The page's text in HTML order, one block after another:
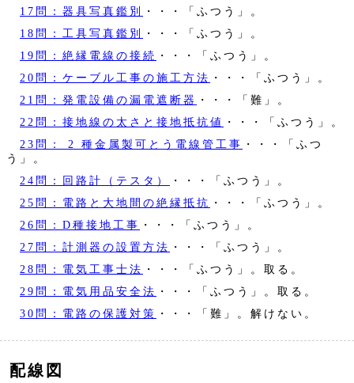
17問：器具写真鑑別
・・・「ふつう」。
18問：工具写真鑑別
・・・「ふつう」。
19問：絶縁電線の接続 ・・・「ふつう」。
20問：ケーブル工事の施工方法 ・・・「ふつう」。
21問：発電設備の漏電遮断器
・・・「難」。
22問：接地線の太さと接地抵抗値
・・・「ふつう」。
23問： 2 種金属製可とう電線管工事 ・・・「ふつ
う」。
24問：回路計（テスタ）
・・・「ふつう」。
25問：電路と大地間の絶縁抵抗 ・・・「ふつう」。
26問：D種接地工事 ・・・「ふつう」。
27問：計測器の設置方法 ・・・「ふつう」。
28問：電気工事士法 ・・・「ふつう」。取る。
29問：電気用品安全法 ・・・「ふつう」。取る。
30問：電路の保護対策 ・・・「難」。解けない。
配線図